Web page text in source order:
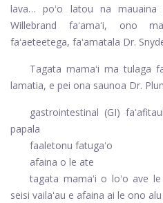
lava… poʻo latou na
Willebrand faʻamaʻi, ono
faʻaeteetega, faʻamatala Dr.
Tagata mamaʻi ma tulaga
lamatia, e pei ona saunoa Dr.
gastrointestinal (GI)
papala
faaletonu fatugaʻo
afaina o le ate
tagata mamaʻi o loʻo ave
seisi vailaʻau e afaina ai le ono